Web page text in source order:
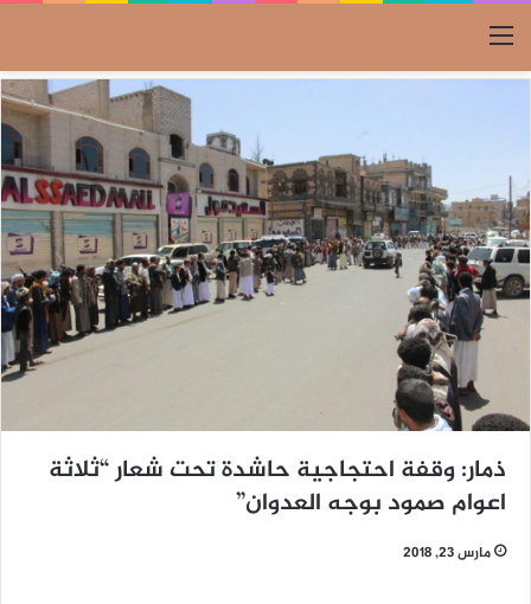
القائمة
ذمار: وقفة احتجاجية حاشدة تحت شعار “ثلاثة
اعوام صمود بوجه العدوان”
مارس 23, 2018